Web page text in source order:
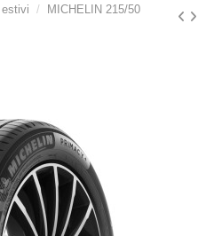
MICHELIN 215/50